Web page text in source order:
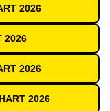
2026
2026
2026
2026